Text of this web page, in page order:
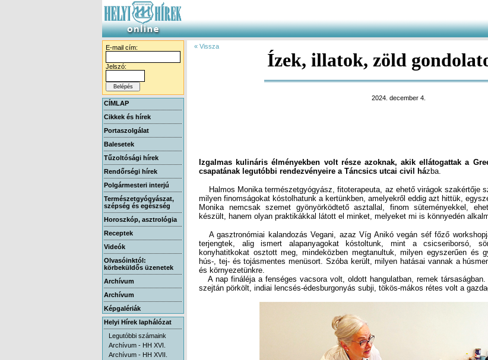
E-mail cím:
Jelszó:
CÍMLAP
Cikkek és hírek
Portaszolgálat
Balesetek
Tűzoltósági hírek
Rendőrségi hírek
Polgármesteri interjú
Természetgyógyászat,
szépség és egészség
Horoszkóp, asztrológia
Receptek
Videók
Olvasóinktól:
körbeküldős üzenetek
Archívum
Archívum
Képgalériák
Helyi Hírek laphálózat
Legutóbbi számaink
Archívum - HH XVI.
Archívum - HH XVII.
« Vissza
Ízek, illatok, zöld
2024. december 4.
Izgalmas kulináris élményekben volt része azoknak, akik ellátogattak a
csapatának legutóbbi rendezvényeire a Táncsics utcai civil házba.
Halmos Monika természetgyógyász, fitoterapeuta, az ehető virágok szakértője
milyen finomságokat kóstolhatunk a kertünkben, amelyekről eddig azt hittük,
Monika nemcsak szemet gyönyörködtető asztallal, finom süteményekkel,
készült, hanem olyan praktikákkal látott el minket, melyeket mi is könnyedén
A gasztronómiai kalandozás Vegani, azaz Víg Anikó vegán séf főző
terjengtek, alig ismert alapanyagokat kóstoltunk, mint a csicseriborsó,
konyhatitkokat osztott meg, mindeközben megtanultuk, milyen egyszerűen és
hús-, tej- és tojásmentes menüsort. Szóba került, milyen hatásai vannak a
és környezetünkre.
A nap fináléja a fenséges vacsora volt, oldott hangulatban, remek társaságban.
szejtán pörkölt, indiai lencsés-édesburgonyás subji, tökös-mákos rétes volt a